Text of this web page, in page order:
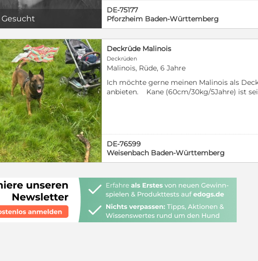
Gesucht Gesucht
vorbeikommen . Bei Interesse gerne
DE-75177
Pforzheim Baden-Württemberg
Deckrüde Malinois
Deckrüden
Malinois, Rüde, 6 Jahre
Ich möchte gerne meinen Malinois als
anbieten. Kane (60cm/30kg/5Jahre) ist seitdem
weder HD noch sonstige Auffälligkeiten. Ich
verfolge hier keine monetären Interessen,
sondern möchte dem Hund ein artgerechtes
von 50km nichts verlange, darüber hinaus
lediglich die Anfahrtskosten. Bei weiteren
gerne melden.
DE-76599
Weisenbach Baden-Württemberg